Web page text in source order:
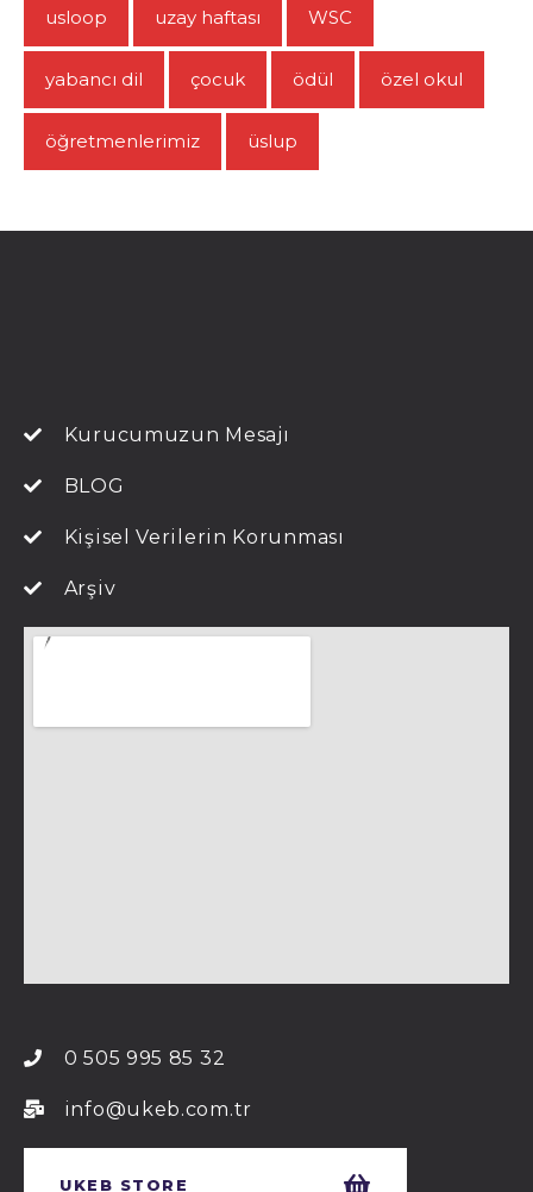
usloop uzay haftası WSC
yabancı dil çocuk ödül özel okul
öğretmenlerimiz üslup
Kurucumuzun Mesajı
BLOG
Kişisel Verilerin Korunması
Arşiv
0 505 995 85 32
info@ukeb.com.tr
UKEB STORE